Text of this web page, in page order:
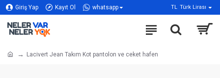
Giriş Yap Kayıt Ol whatsapp TL Türk Lirası
Lacivert Jean Takım Kot pantolon ve ceket hafen